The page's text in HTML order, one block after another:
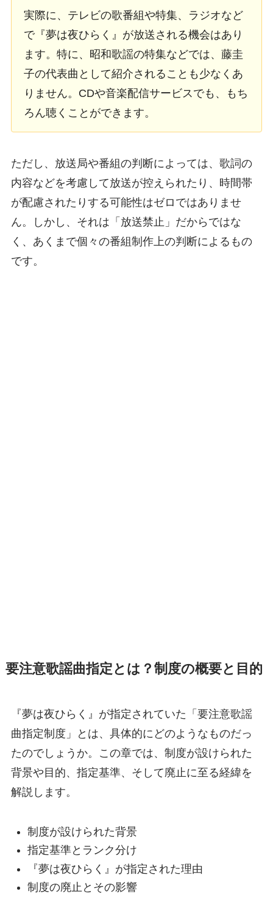
実際に、テレビの歌番組や特集、ラジオなど
で『夢は夜ひらく』が放送される機会はあり
ます。特に、昭和歌謡の特集などでは、藤圭
子の代表曲として紹介されることも少なくあ
りません。CDや音楽配信サービスでも、もち
ろん聴くことができます。
ただし、放送局や番組の判断によっては、歌詞の
内容などを考慮して放送が控えられたり、時間帯
が配慮されたりする可能性はゼロではありませ
ん。しかし、それは「放送禁止」だからではな
く、あくまで個々の番組制作上の判断によるもの
です。
要注意歌謡曲指定とは？制度の概要と目的
『夢は夜ひらく』が指定されていた「要注意歌謡
曲指定制度」とは、具体的にどのようなものだっ
たのでしょうか。この章では、制度が設けられた
背景や目的、指定基準、そして廃止に至る経緯を
解説します。
制度が設けられた背景
指定基準とランク分け
『夢は夜ひらく』が指定された理由
制度の廃止とその影響